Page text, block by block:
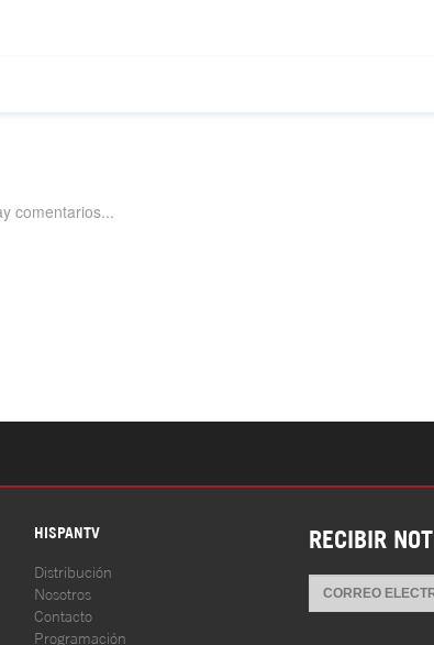
HISPANTV
Distribución
Nosotros
Contacto
Programación
RECIBIR